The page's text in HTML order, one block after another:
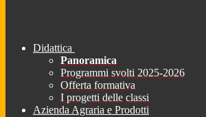
Didattica
Panoramica
Programmi svolti 2025-2026
Offerta formativa
I progetti delle classi
Azienda Agraria e Prodotti